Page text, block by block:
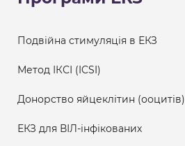
Подвійна стимуляція в ЕКЗ
Метод ІКСІ (ICSI)
Донорство яйцеклітин (ооцитів)
ЕКЗ для ВІЛ-інфікованих